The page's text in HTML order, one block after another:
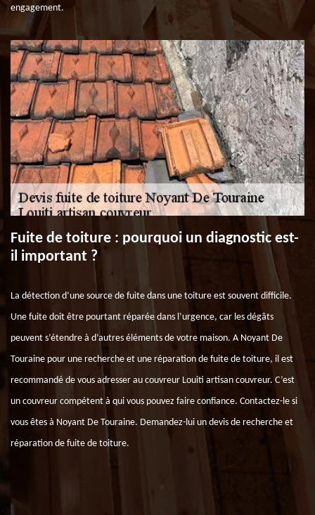
engagement.
Fuite de toiture : pourquoi un diagnostic est-
il important ?
La détection d’une source de fuite dans une toiture est souvent difficile.
Une fuite doit être pourtant réparée dans l’urgence, car les dégâts
peuvent s’étendre à d’autres éléments de votre maison. A Noyant De
Touraine pour une recherche et une réparation de fuite de toiture, il est
recommandé de vous adresser au couvreur Louiti artisan couvreur. C’est
un couvreur compétent à qui vous pouvez faire confiance. Contactez-le si
vous êtes à Noyant De Touraine. Demandez-lui un devis de recherche et
réparation de fuite de toiture.